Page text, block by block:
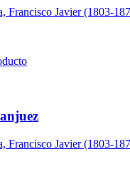
Francisco Javier (1803-
Francisco Javier (1803-